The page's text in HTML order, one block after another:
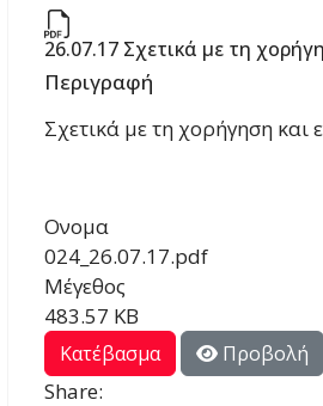
26.07.17 Σχετικά με τη
Περιγραφή
Σχετικά με τη χορήγηση και
Ονομα
024_26.07.17.pdf
Μέγεθος
483.57 KB
Κατέβασμα Προβολή
Share: